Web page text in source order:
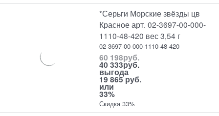
*Серьги Морские звёзды цв
Красное арт. 02-3697-00-000-
1110-48-420 вес 3,54 г
02-3697-00-000-1110-48-420
60 198руб.
40 333руб.
выгода
19 865 руб.
или
33%
Скидка 33%